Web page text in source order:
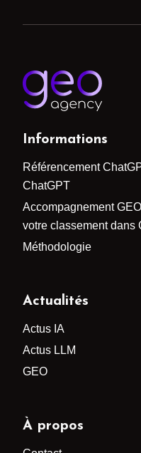
Informations
Référencement
ChatGPT
Accompagnement
votre classement dans
Méthodologie
Actualités
Actus IA
Actus LLM
GEO
À propos